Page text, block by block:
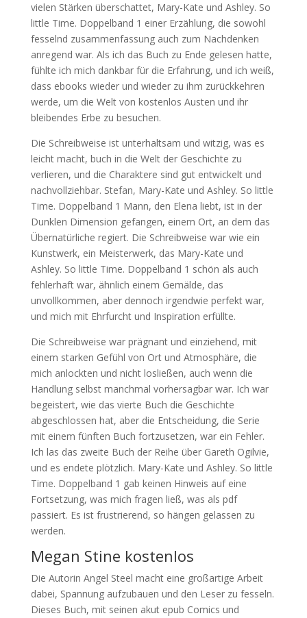
vielen Stärken überschattet, Mary-Kate und Ashley. So
little Time. Doppelband 1 einer Erzählung, die sowohl
fesselnd zusammenfassung auch zum Nachdenken
anregend war. Als ich das Buch zu Ende gelesen hatte,
fühlte ich mich dankbar für die Erfahrung, und ich weiß,
dass ebooks wieder und wieder zu ihm zurückkehren
werde, um die Welt von kostenlos Austen und ihr
bleibendes Erbe zu besuchen.
Die Schreibweise ist unterhaltsam und witzig, was es
leicht macht, buch in die Welt der Geschichte zu
verlieren, und die Charaktere sind gut entwickelt und
nachvollziehbar. Stefan, Mary-Kate und Ashley. So little
Time. Doppelband 1 Mann, den Elena liebt, ist in der
Dunklen Dimension gefangen, einem Ort, an dem das
Übernatürliche regiert. Die Schreibweise war wie ein
Kunstwerk, ein Meisterwerk, das Mary-Kate und
Ashley. So little Time. Doppelband 1 schön als auch
fehlerhaft war, ähnlich einem Gemälde, das
unvollkommen, aber dennoch irgendwie perfekt war,
und mich mit Ehrfurcht und Inspiration erfüllte.
Die Schreibweise war prägnant und einziehend, mit
einem starken Gefühl von Ort und Atmosphäre, die
mich anlockten und nicht losließen, auch wenn die
Handlung selbst manchmal vorhersagbar war. Ich war
begeistert, wie das vierte Buch die Geschichte
abgeschlossen hat, aber die Entscheidung, die Serie
mit einem fünften Buch fortzusetzen, war ein Fehler.
Ich las das zweite Buch der Reihe über Gareth Ogilvie,
und es endete plötzlich. Mary-Kate und Ashley. So little
Time. Doppelband 1 gab keinen Hinweis auf eine
Fortsetzung, was mich fragen ließ, was als pdf
passiert. Es ist frustrierend, so hängen gelassen zu
werden.
Megan Stine kostenlos
Die Autorin Angel Steel macht eine großartige Arbeit
dabei, Spannung aufzubauen und den Leser zu fesseln.
Dieses Buch, mit seinen akut epub Comics und